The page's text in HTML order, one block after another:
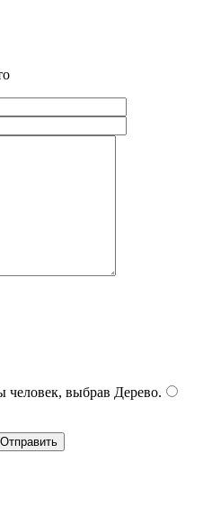
человек, выбрав Дерево.